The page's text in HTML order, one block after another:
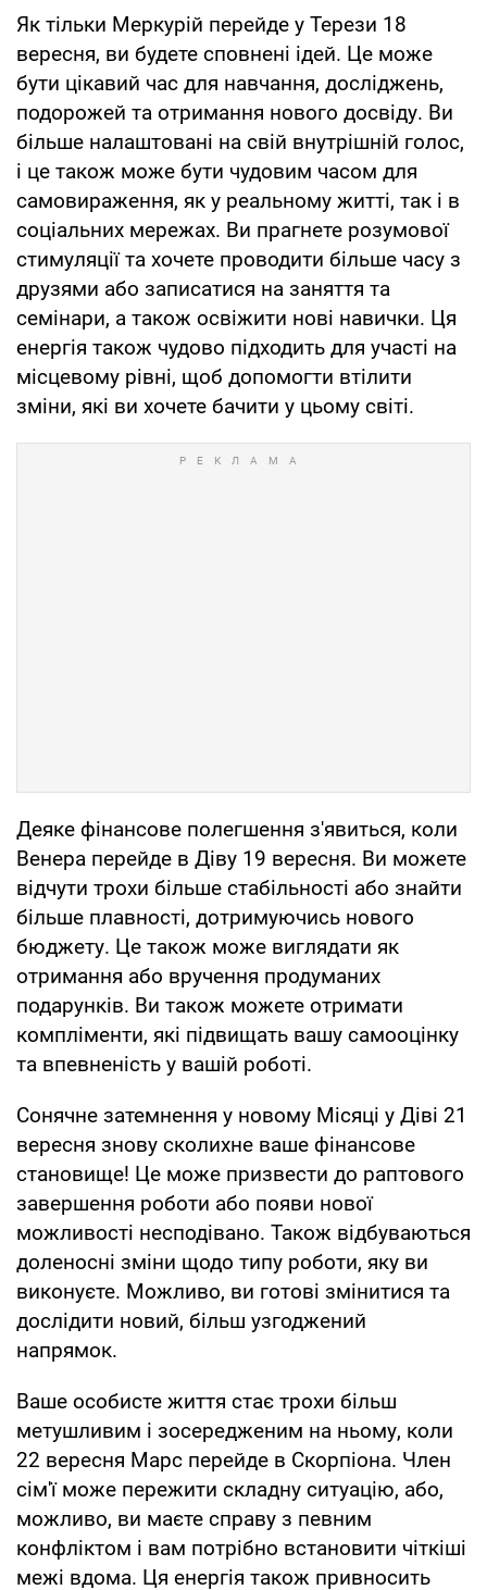
Як тільки Меркурій перейде у Терези 18
вересня, ви будете сповнені ідей. Це може
бути цікавий час для навчання, досліджень,
подорожей та отримання нового досвіду. Ви
більше налаштовані на свій внутрішній голос,
і це також може бути чудовим часом для
самовираження, як у реальному житті, так і в
соціальних мережах. Ви прагнете розумової
стимуляції та хочете проводити більше часу з
друзями або записатися на заняття та
семінари, а також освіжити нові навички. Ця
енергія також чудово підходить для участі на
місцевому рівні, щоб допомогти втілити
зміни, які ви хочете бачити у цьому світі.
Деяке фінансове полегшення з'явиться, коли
Венера перейде в Діву 19 вересня. Ви можете
відчути трохи більше стабільності або знайти
більше плавності, дотримуючись нового
бюджету. Це також може виглядати як
отримання або вручення продуманих
подарунків. Ви також можете отримати
компліменти, які підвищать вашу самооцінку
та впевненість у вашій роботі.
Сонячне затемнення у новому Місяці у Діві 21
вересня знову сколихне ваше фінансове
становище! Це може призвести до раптового
завершення роботи або появи нової
можливості несподівано. Також відбуваються
доленосні зміни щодо типу роботи, яку ви
виконуєте. Можливо, ви готові змінитися та
дослідити новий, більш узгоджений
напрямок.
Ваше особисте життя стає трохи більш
метушливим і зосередженим на ньому, коли
22 вересня Марс перейде в Скорпіона. Член
сім'ї може пережити складну ситуацію, або,
можливо, ви маєте справу з певним
конфліктом і вам потрібно встановити чіткіші
межі вдома. Ця енергія також привносить